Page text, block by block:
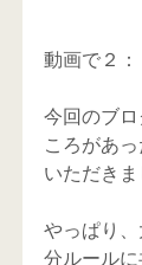
動画で２：
今回のブ
ころがあ
いただきま
やっぱり
分ルールに